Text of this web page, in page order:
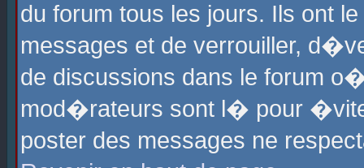
du forum tous les jours. Ils ont
messages et de verrouiller,
de discussions dans le forum
mod�rateurs sont l� pour
poster des messages ne